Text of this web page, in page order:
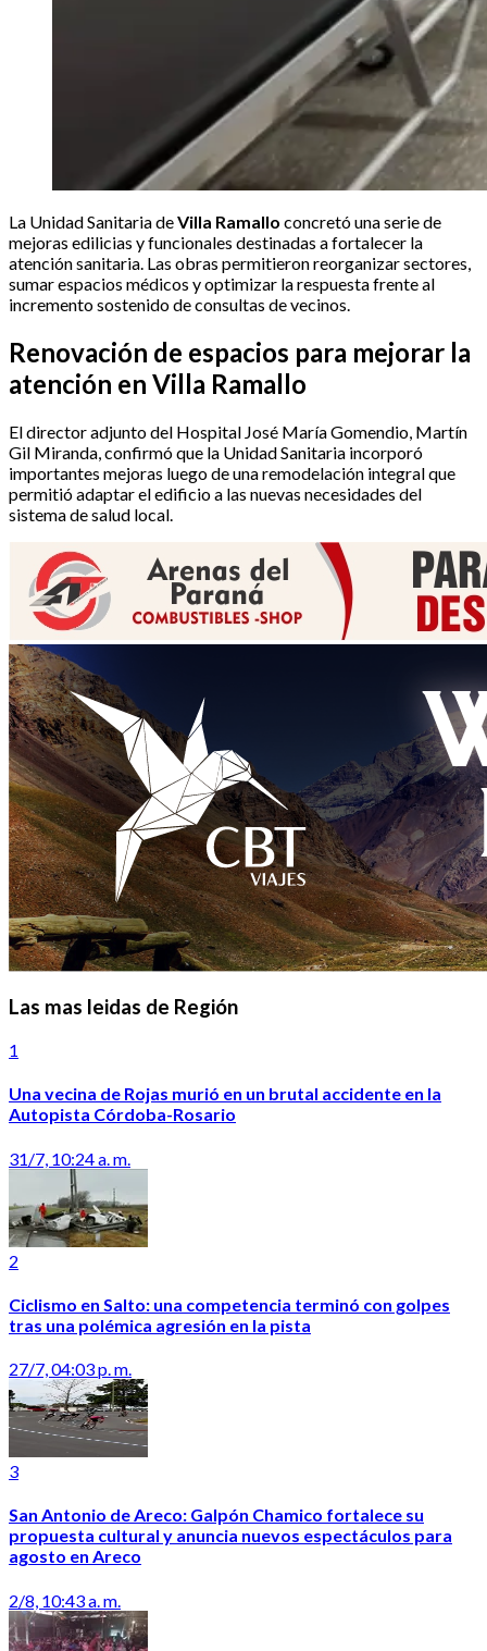
La Unidad Sanitaria deVilla Ramallo concretó una serie de
mejoras edilicias y funcionales destinadas a fortalecer la
atención sanitaria. Las obras permitieron reorganizar sectores,
sumar espacios médicos y optimizar la respuesta frente al
incremento sostenido de consultas de vecinos.
Renovación de espacios para mejorar la
atención en Villa Ramallo
El director adjunto del Hospital José María Gomendio, Martín
Gil Miranda, confirmó que la Unidad Sanitaria incorporó
importantes mejoras luego de una remodelación integral que
permitió adaptar el edificio a las nuevas necesidades del
sistema de salud local.
Las mas leidas de Región
1
Una vecina de Rojas murió en un brutal accidente en la
Autopista Córdoba-Rosario
31/7, 10:24 a. m.
2
Ciclismo en Salto: una competencia terminó con golpes
tras una polémica agresión en la pista
27/7, 04:03 p. m.
3
San Antonio de Areco: Galpón Chamico fortalece su
propuesta cultural y anuncia nuevos espectáculos para
agosto en Areco
2/8, 10:43 a. m.